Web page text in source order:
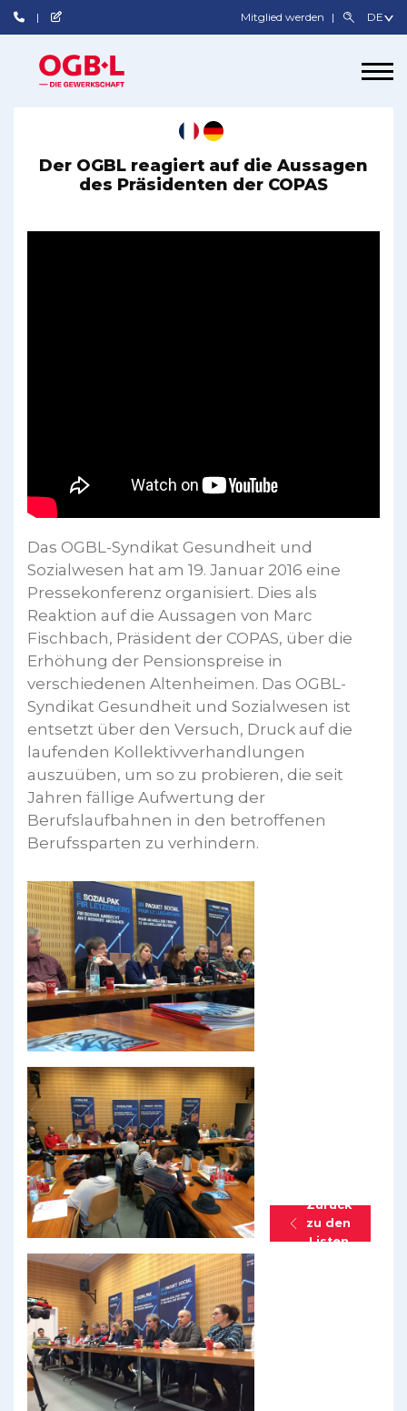
Mitglied werden
Der OGBL reagiert auf die Aussagen
des Präsidenten der COPAS
Das OGBL-Syndikat Gesundheit und
Sozialwesen hat am 19. Januar 2016 eine
Pressekonferenz organisiert. Dies als
Reaktion auf die Aussagen von Marc
Fischbach, Präsident der COPAS, über die
Erhöhung der Pensionspreise in
verschiedenen Altenheimen. Das OGBL-
Syndikat Gesundheit und Sozialwesen ist
entsetzt über den Versuch, Druck auf die
laufenden Kollektivverhandlungen
auszuüben, um so zu probieren, die seit
Jahren fällige Aufwertung der
Berufslaufbahnen in den betroffenen
Berufssparten zu verhindern.
Zurück
zu den
Listen